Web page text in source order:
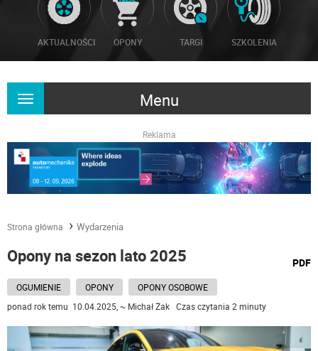
AKTUALNOŚCI OPONY TARGI SZKOLENIA
Menu
Rozwiń
Reklama
Strona główna Wydarzenia
Opony na sezon lato 2025 PDF
OGUMIENIE OPONY
OPONY OSOBOWE
ponad rok temu 10.04.2025, ~ Michał Żak Czas czytania 2 minuty